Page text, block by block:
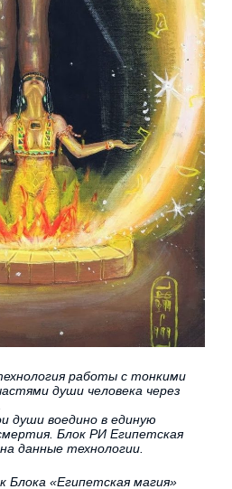
работы с тонкими
души человека через
души воедино в единую
Блок РИ Египетская
данные технологии.
Блока «Египетская магия»